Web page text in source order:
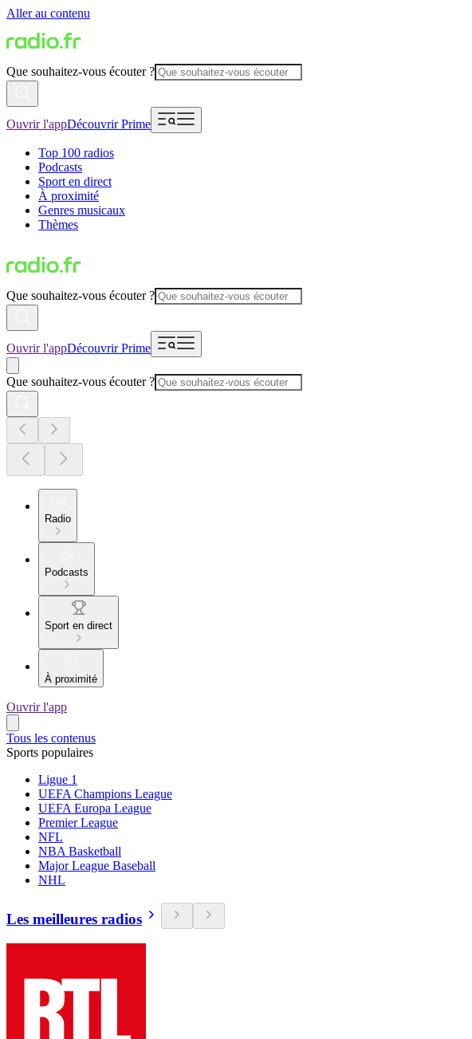
Aller au contenu
Que souhaitez-vous écouter ?
Ouvrir l'appDécouvrir Prime
Top 100 radios
Podcasts
Sport en direct
À proximité
Genres musicaux
Thèmes
Que souhaitez-vous écouter ?
Ouvrir l'appDécouvrir Prime
Que souhaitez-vous écouter ?
Radio
Podcasts
Sport en direct
À proximité
Ouvrir l'app
Tous les contenus
Sports populaires
Ligue 1
UEFA Champions League
UEFA Europa League
Premier League
NFL
NBA Basketball
Major League Baseball
NHL
Les meilleures radios